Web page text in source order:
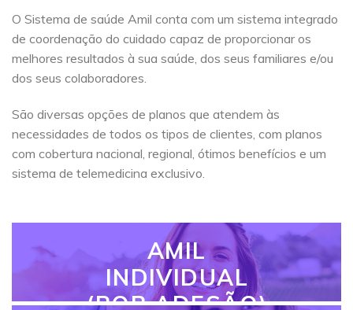
O Sistema de saúde Amil conta com um sistema integrado
de coordenação do cuidado capaz de proporcionar os
melhores resultados à sua saúde, dos seus familiares e/ou
dos seus colaboradores.
São diversas opções de planos que atendem às
necessidades de todos os tipos de clientes, com planos
com cobertura nacional, regional, ótimos benefícios e um
sistema de telemedicina exclusivo.
AMIL
INDIVIDUAL
(POR ADESÃO)